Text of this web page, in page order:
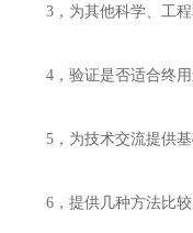
3，为其他科学、工程
4，验证是否适合终用
5，为技术交流提供基
6，提供几种方法比较